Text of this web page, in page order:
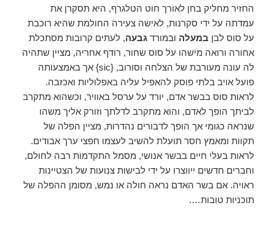
החזיר מחליק בחן לאורך חוט הטלגרף, היא תסקרן את
עמדתה על ידי סקרנות, לאישה צעירה החולמת שהיא רוכבת
על סוס לבן במעלה ובמורדגבעה, לעתים קרובות מסתכלת
אחורה ורואה מישהו על סוס שחור, רודף אחריה, מציין שתהיה
לה עונה מעורבת של הצלחה וסורוב, {sic} אך באמצעותה
פועל אויב בלתי פוסק להאפיל עליה באפלוליות ואכזבה.
לראות סוס בבשר אדם, יורד על ערסל באוויר, וכשהוא מתקרב
לביתך הופך לאדם, והוא מתקרב לדלתך וזורק אליך משהו
שנראה כגומי אך הופך לדבורים נהדרות, מציין הפלה של
תקוות ומאמץ חסר תועלת להשיב לעצמו חפצי ערך אבודים.
לראות בעלי חיים בבשר אנושי, מסמל התקדמות רבה לחולם,
וחברים חדשים ייווצרו על ידי לבישות צנועות של הצטיינות
ראויה. אם בשר האדם נראה חולה או נמש, מסומן ההפלה של
תוכניות טובות….